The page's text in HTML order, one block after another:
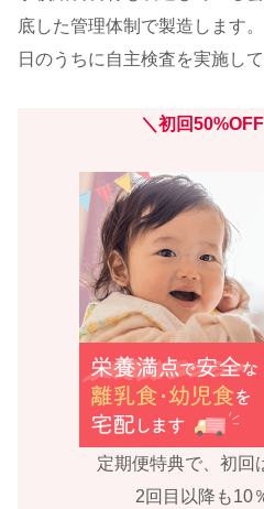
底した管理体制で製造します
日のうちに自主検査を実施して
＼初回
定期便特典で、初回
2回目以降も10